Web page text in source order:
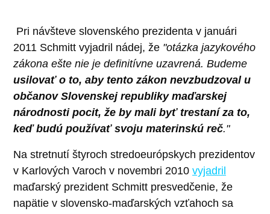
Pri návšteve slovenského prezidenta v januári
2011 Schmitt vyjadril nádej, že "otázka jazykového
zákona ešte nie je definitívne uzavrená. Budeme
usilovať o to, aby tento zákon nevzbudzoval u
občanov Slovenskej republiky maďarskej
národnosti pocit, že by mali byť trestaní za to,
keď budú používať svoju materinskú reč."
Na stretnutí štyroch stredoeurópskych prezidentov
v Karlových Varoch v novembri 2010 vyjadril
maďarský prezident Schmitt presvedčenie, že
napätie v slovensko-maďarských vzťahoch sa